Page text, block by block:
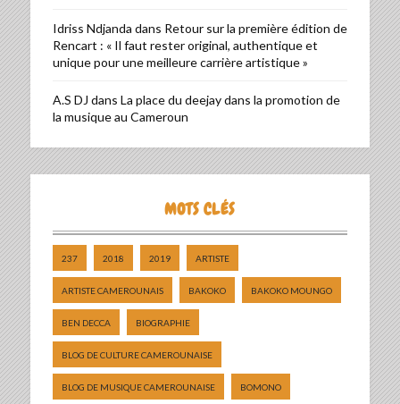
Idriss Ndjanda dans Retour sur la première édition de
Rencart : « Il faut rester original, authentique et
unique pour une meilleure carrière artistique »
A.S DJ dans La place du deejay dans la promotion de
la musique au Cameroun
MOTS CLÉS
237 2018 2019 ARTISTE
ARTISTE CAMEROUNAIS BAKOKO BAKOKO MOUNGO
BEN DECCA BIOGRAPHIE
BLOG DE CULTURE CAMEROUNAISE
BLOG DE MUSIQUE CAMEROUNAISE BOMONO